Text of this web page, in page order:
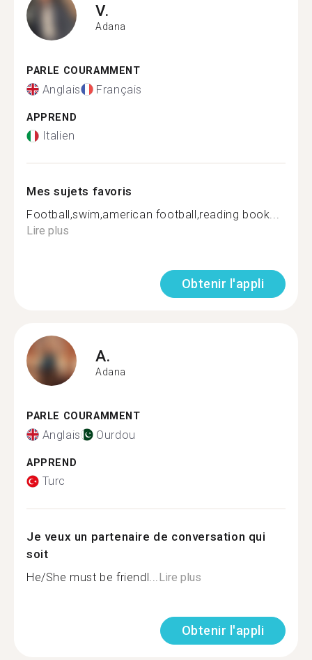
V.
Adana
PARLE COURAMMENT
Anglais Français
APPREND
Italien
Mes sujets favoris
Football,swim,american football,reading book...
Lire plus
Obtenir l'appli
A.
Adana
PARLE COURAMMENT
Anglais Ourdou
APPREND
Turc
Je veux un partenaire de conversation qui
soit
He/She must be friendl...Lire plus
Obtenir l'appli